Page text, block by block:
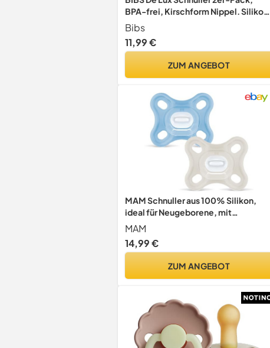
BPA-frei, Kirschform Nippel. Silikon,
Hergestellt in Dänemark. 0-36
Monate (2er Pack), Blossom/Dusky
Lilac
Bibs
11,99 €
ZUM ANGEBOT
MAM Schnuller aus 100% Silikon,
ideal für Neugeborene, mit
Schnullerhülle, 0-3 Monate, Blau, 2
Stück
MAM
14,99 €
ZUM ANGEBOT